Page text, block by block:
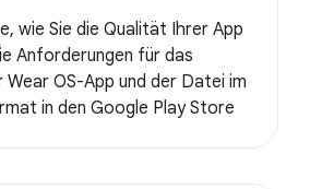
wie Sie die Qualität Ihrer App
Anforderungen für das
Wear OS-App und der Datei im
in den Google Play Store